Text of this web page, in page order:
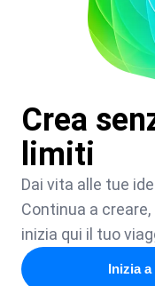
Crea
limiti
Dai vita alle tue
Continua a
inizia qui il tuo
Inizia a